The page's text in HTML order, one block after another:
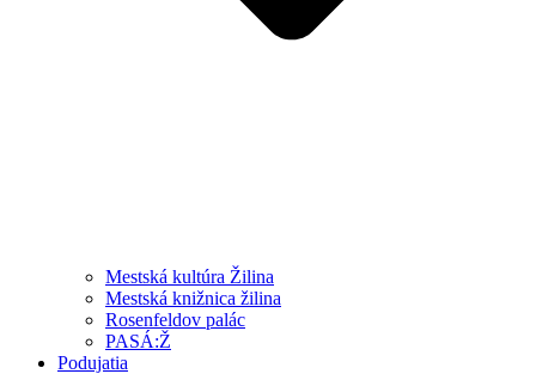
Mestská kultúra Žilina
Mestská knižnica žilina
Rosenfeldov palác
PASÁ:Ž
Podujatia